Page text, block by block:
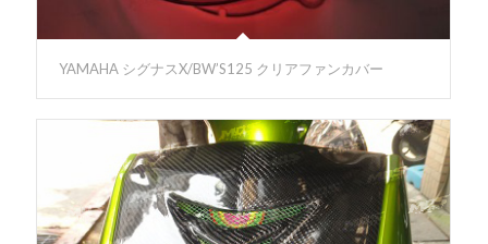
YAMAHA シグナスX/BW’S125 クリアファンカバー